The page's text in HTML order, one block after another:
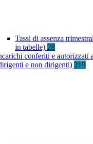
Tassi di assenza
in tabelle) 28
conferiti e autorizzati
e non dirigenti) 219